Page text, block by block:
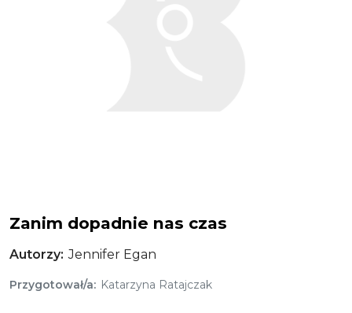
Zanim dopadnie nas czas
Autorzy Jennifer Egan
Przygotował/a Katarzyna Ratajczak